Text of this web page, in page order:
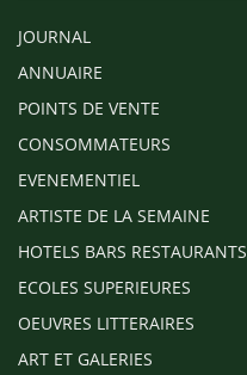
JOURNAL
ANNUAIRE
POINTS DE VENTE
CONSOMMATEURS
EVENEMENTIEL
ARTISTE DE LA SEMAINE
HOTELS BARS RESTAURANTS
ECOLES SUPERIEURES
OEUVRES LITTERAIRES
ART ET GALERIES